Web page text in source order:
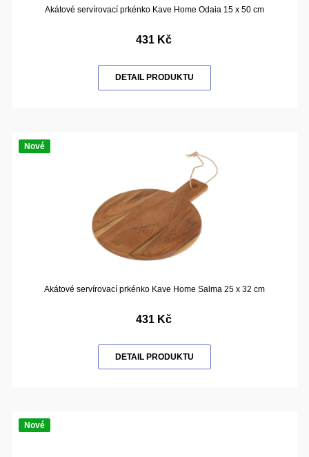
Akátové servírovací prkénko Kave Home Odaia 15 x 50 cm
431 Kč
DETAIL PRODUKTU
Nové
Akátové servírovací prkénko Kave Home Salma 25 x 32 cm
431 Kč
DETAIL PRODUKTU
Nové